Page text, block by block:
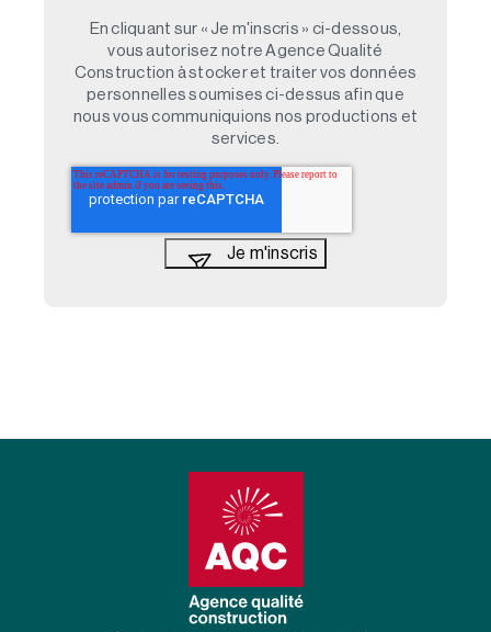
En cliquant sur « Je m'inscris » ci-dessous,
vous autorisez notre Agence Qualité
Construction à stocker et traiter vos données
personnelles soumises ci-dessus afin que
nous vous communiquions nos productions et
services.